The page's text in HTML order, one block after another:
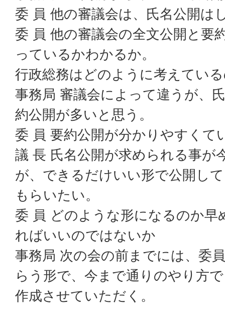
委 員 他の審議会は、氏名公開は
委 員 他の審議会の全文公開と要
っているかわかるか。
行政総務はどのように考えてい
事務局 審議会によって違うが、
約公開が多いと思う。
委 員 要約公開が分かりやすくて
議 長 氏名公開が求められる事が
が、できるだけいい形で公開して
もらいたい。
委 員 どのような形になるのか早
ればいいのではないか
事務局 次の会の前までには、委
らう形で、今まで通りのやり方で
作成させていただく。